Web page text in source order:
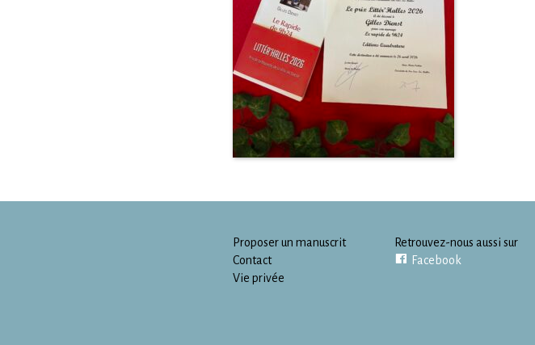
Proposer un manuscrit
Contact
Vie privée
Retrouvez-nous aussi sur
Facebook